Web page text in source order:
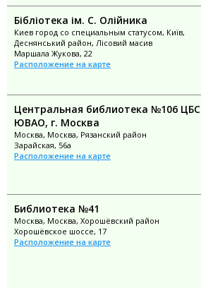
Бібліотека ім. С. Олійника
Киев город со специальным статусом, Київ,
Деснянський район, Лісовий масив
Маршала Жукова, 22
Расположение на карте
Центральная библиотека №106 ЦБС
ЮВАО, г. Москва
Москва, Москва, Рязанский район
Зарайская, 56а
Расположение на карте
Библиотека №41
Москва, Москва, Хорошёвский район
Хорошёвское шоссе, 17
Расположение на карте